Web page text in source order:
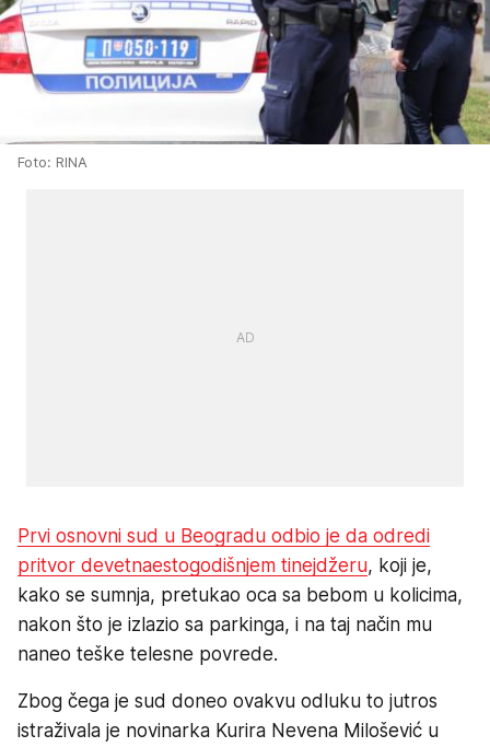
Foto: RINA
Prvi osnovni sud u Beogradu odbio je da odredi
pritvor devetnaestogodišnjem tinejdžeru, koji je,
kako se sumnja, pretukao oca sa bebom u kolicima,
nakon što je izlazio sa parkinga, i na taj način mu
naneo teške telesne povrede.
Zbog čega je sud doneo ovakvu odluku to jutros
istraživala je novinarka Kurira Nevena Milošević u